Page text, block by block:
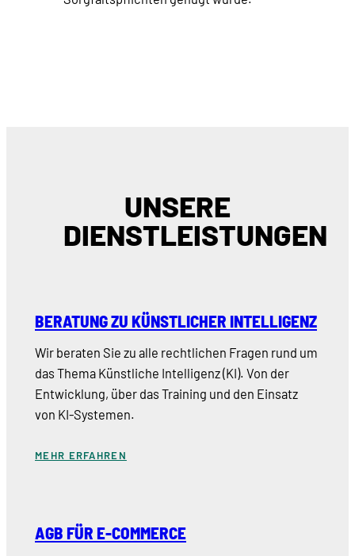
UNSERE
DIENSTLEISTUNGEN
BERATUNG ZU KÜNSTLICHER INTELLIGENZ
Wir beraten Sie zu alle rechtlichen Fragen rund um
das Thema Künstliche Intelligenz (KI). Von der
Entwicklung, über das Training und den Einsatz
von KI-Systemen.
MEHR ERFAHREN
AGB FÜR E-COMMERCE